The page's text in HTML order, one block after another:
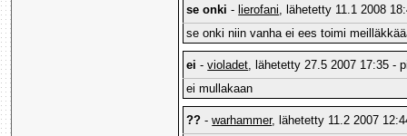
se onki - lierofani, lähetetty 11.1 2008
se onki niin vanha ei ees toimi
ei -violadet, lähetetty 27.5 2007 17:35 -
ei mullakaan
?? -warhammer, lähetetty 11.2 2007